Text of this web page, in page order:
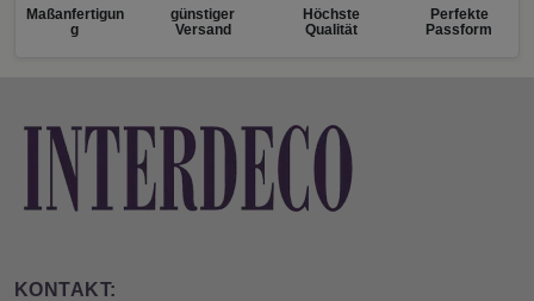
Maßanfertigun
g
günstiger
Versand
Höchste
Qualität
Perfekte
Passform
KONTAKT: